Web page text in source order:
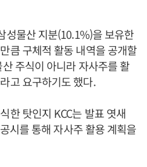
성물산 지분(10.1%)을 보유한
큼 구체적 활동 내역을 공개할
주식이 아니라 자사주를 활
고 요구하기도 했다.
한 탓인지 KCC는 발표 엿새
시를 통해 자사주 활용 계획을